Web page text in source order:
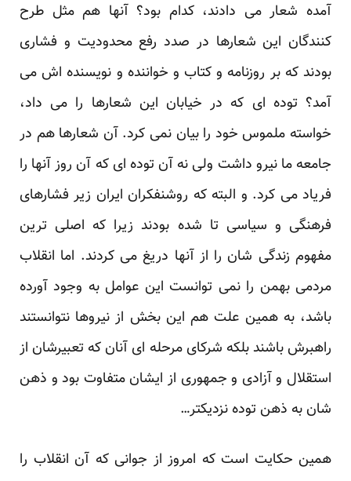
آمده شعار می دادند، کدام بود؟ آنها هم مثل طرح
کنندگان این شعارها در صدد رفع محدودیت و فشاری
بودند که بر روزنامه و کتاب و خواننده و نویسنده اش می
آمد؟ توده ای که در خیابان این شعارها را می داد،
خواسته ملموس خود را بیان نمی کرد. آن شعارها هم در
جامعه ما نیرو داشت ولی نه آن توده ای که آن روز آنها را
فریاد می کرد. و البته که روشنفکران ایران زیر فشارهای
فرهنگی و سیاسی تا شده بودند زیرا که اصلی ترین
مفهوم زندگی شان را از آنها دریغ می کردند. اما انقلاب
مردمی بهمن را نمی توانست این عوامل به وجود آورده
باشد، به همین علت هم این بخش از نیروها نتوانستند
راهبرش باشند بلکه شرکای مرحله ای آنان که تعبیرشان از
استقلال و آزادی و جمهوری از ایشان متفاوت بود و ذهن
شان به ذهن توده نزدیکتر…
همین حکایت است که امروز از جوانی که آن انقلاب را